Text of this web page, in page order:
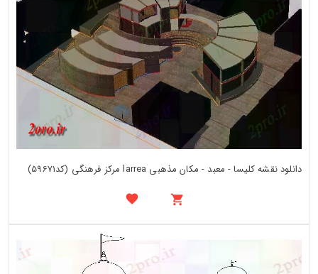
دانلود نقشه کلیسا - معبد - مکان مذهبی larrea مرکز فرهنگی (کد59671)